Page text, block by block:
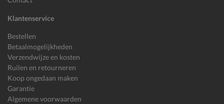
Klantenservice
Bestellen
Betaalmogelijkheden
Verzendwijze en kosten
Ruilen en retourneren
Koop ongedaan maken
Garantie
Algemene voorwaarden